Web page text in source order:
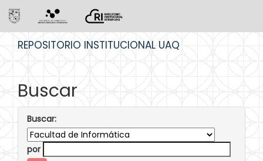
REPOSITORIO INSTITUCIONAL UAQ
Buscar
Buscar:
por